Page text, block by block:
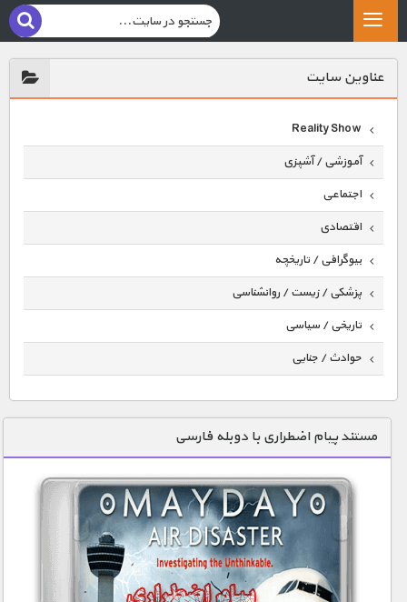
عناوين سايت
Reality Show
آموزشی / آشپزی
اجتماعی
اقتصادی
بیوگرافی / تاریخچه
پزشکی / زیست / روانشناسی
تاریخی / سیاسی
حوادث / جنایی
دنیای خوراکی ها
زمین شناسی / محیط زیست
سازه/ معماری/ مهندسی
سرگرمی
شناخت کودکان
طبیعت
مستند پیام اضطراری با دوبله فارسی